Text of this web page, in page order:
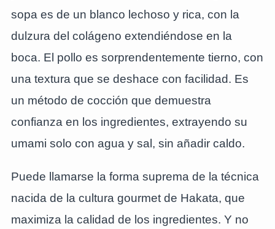
sopa es de un blanco lechoso y rica, con la
dulzura del colágeno extendiéndose en la
boca. El pollo es sorprendentemente tierno, con
una textura que se deshace con facilidad. Es
un método de cocción que demuestra
confianza en los ingredientes, extrayendo su
umami solo con agua y sal, sin añadir caldo.
Puede llamarse la forma suprema de la técnica
nacida de la cultura gourmet de Hakata, que
maximiza la calidad de los ingredientes. Y no